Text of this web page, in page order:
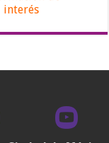
interés